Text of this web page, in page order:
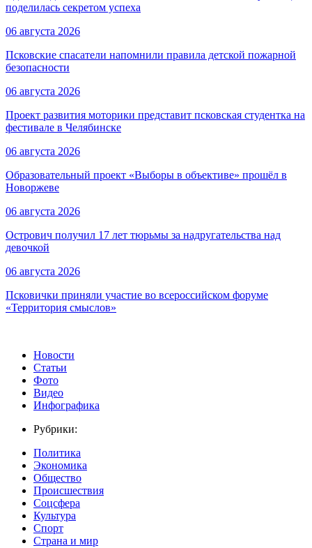
поделилась секретом успеха
06 августа 2026
Псковские спасатели напомнили правила детской пожарной
безопасности
06 августа 2026
Проект развития моторики представит псковская студентка на
фестивале в Челябинске
06 августа 2026
Образовательный проект «Выборы в объективе» прошёл в
Новоржеве
06 августа 2026
Острович получил 17 лет тюрьмы за надругательства над
девочкой
06 августа 2026
Псковички приняли участие во всероссийском форуме
«Территория смыслов»
Новости
Статьи
Фото
Видео
Инфографика
Рубрики:
Политика
Экономика
Общество
Происшествия
Соцсфера
Культура
Спорт
Страна и мир